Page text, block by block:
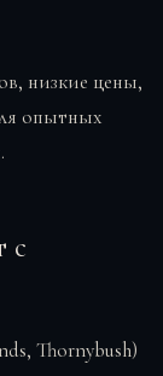
низкие цены,
опытных
с
Thornybush)